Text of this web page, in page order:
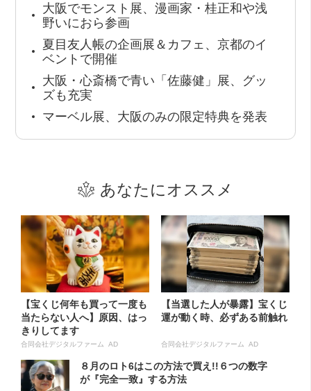
大阪でモンスト展、漫画家・桂正和や浅
野いにおら参画
夏目友人帳の企画展＆カフェ、京都のイ
ベントで開催
大阪・心斎橋で青い「佐藤健」展、グッ
ズも充実
マーベル展、大阪のみの限定特典を発表
あなたにオススメ
【宝くじ何年も買って一度も
当たらない人へ】原因、はっ
きりしてます
合同会社デジタルファーム AD
【当選した人が暴露】宝くじ
運が動く時、必ずある前触れ
合同会社デジタルファーム AD
８月のロト6はこの方法で買え!!６つの数字
が『完全一致』する方法